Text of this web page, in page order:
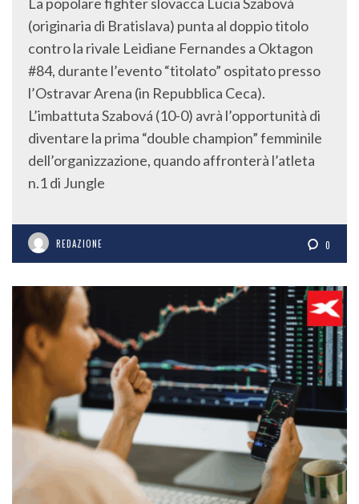
(originaria di Bratislava) punta al doppio titolo
contro la rivale Leidiane Fernandes a Oktagon
#84, durante l’evento “titolato” ospitato presso
l’Ostravar Arena (in Repubblica Ceca).
L’imbattuta Szabová (10-0) avrà l’opportunità di
diventare la prima “double champion” femminile
dell’organizzazione, quando affronterà l’atleta
n.1 di Jungle
REDAZIONE